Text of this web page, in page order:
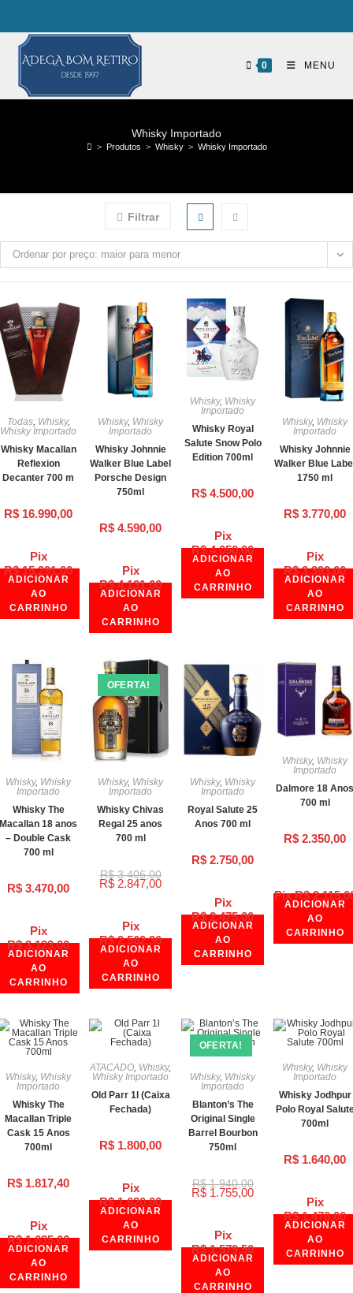
0 MENU
Whisky Importado
> Produtos > Whisky > Whisky Importado
Filtrar
Ordenar por preço: maior para menor
Pix
R$15.291,00
Todas, Whisky,
Whisky Importado
Whisky Macallan
Reflexion
Decanter 700 m
R$ 16.990,00
ADICIONAR
AO
CARRINHO
Pix
R$4.131,00
Whisky, Whisky
Importado
Whisky Johnnie
Walker Blue Label
Porsche Design
750ml
R$ 4.590,00
ADICIONAR
AO
CARRINHO
Pix
R$4.050,00
Whisky, Whisky
Importado
Whisky Royal
Salute Snow Polo
Edition 700ml
R$ 4.500,00
ADICIONAR
AO
CARRINHO
Pix
R$3.393,00
Whisky, Whisky
Importado
Whisky Johnnie
Walker Blue
1750 ml
R$ 3.770,00
ADICIONAR
AO
CARRINHO
Pix
R$3.123,00
Whisky, Whisky
Importado
Whisky The
Macallan 18 anos
– Double Cask
700 ml
R$ 3.470,00
ADICIONAR
AO
CARRINHO
Pix
R$2.562,30
OFERTA!
Whisky, Whisky
Importado
Whisky Chivas
Regal 25 anos
700 ml
R$3.406,00
R$ 2.847,00
ADICIONAR
AO
CARRINHO
Pix
R$2.475,00
Whisky, Whisky
Importado
Royal Salute 25
Anos 700 ml
R$ 2.750,00
ADICIONAR
AO
CARRINHO
Pix R$
Whisky, Whisky
Importado
Dalmore 18 Anos
700 ml
R$ 2.350,00
ADICIONAR
AO
CARRINHO
Pix
R$1.635,66
Whisky, Whisky
Importado
Whisky The
Macallan Triple
Cask 15 Anos
700ml
R$ 1.817,40
ADICIONAR
AO
CARRINHO
Pix
R$1.620,00
ATACADO, Whisky,
Whisky Importado
Old Parr 1l (Caixa
Fechada)
R$ 1.800,00
ADICIONAR
AO
CARRINHO
Pix
R$1.579,50
OFERTA!
Whisky, Whisky
Importado
Blanton’s The
Original Single
Barrel Bourbon
750ml
R$1.940,00
R$ 1.755,00
ADICIONAR
AO
CARRINHO
Pix
R$1.476,00
Whisky, Whisky
Importado
Whisky Jodhpur
Polo Royal
700ml
R$ 1.640,00
ADICIONAR
AO
CARRINHO